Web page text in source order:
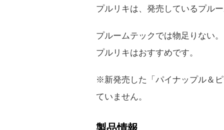
プルリキは、発売しているプル
プルームテックでは物足りない
プルリキはおすすめです。
※新発売した「パイナップル＆
ていません。
製品情報